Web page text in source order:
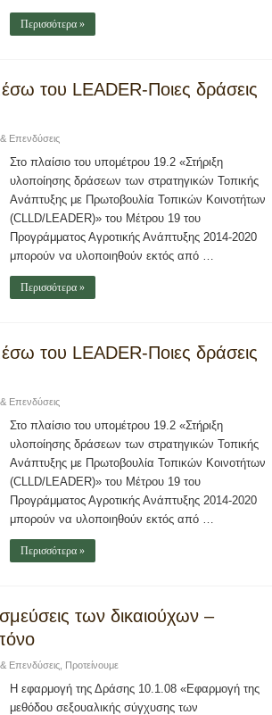
Περισσότερα »
του LEADER-Ποιες δράσεις
Επενδύσεις
Στο πλαίσιο του υπομέτρου 19.2 «Στήριξη
υλοποίησης δράσεων των στρατηγικών Τοπικής
Ανάπτυξης με Πρωτοβουλία Τοπικών Κοινοτήτων
(CLLD/LEADER)» του Μέτρου 19 του
Προγράμματος Αγροτικής Ανάπτυξης 2014-2020
μπορούν να υλοποιηθούν εκτός από …
Περισσότερα »
του LEADER-Ποιες δράσεις
Επενδύσεις
Στο πλαίσιο του υπομέτρου 19.2 «Στήριξη
υλοποίησης δράσεων των στρατηγικών Τοπικής
Ανάπτυξης με Πρωτοβουλία Τοπικών Κοινοτήτων
(CLLD/LEADER)» του Μέτρου 19 του
Προγράμματος Αγροτικής Ανάπτυξης 2014-2020
μπορούν να υλοποιηθούν εκτός από …
Περισσότερα »
των δικαιούχων –
Επενδύσεις Προτείνουμε
Η εφαρμογή της Δράσης 10.1.08 «Εφαρμογή της
μεθόδου σεξουαλικής σύγχυσης των